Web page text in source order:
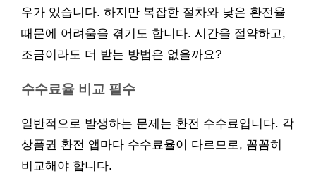
우가 있습니다. 하지만 복잡한 절차와 낮은 환전율
때문에 어려움을 겪기도 합니다. 시간을 절약하고,
조금이라도 더 받는 방법은 없을까요?
수수료율 비교 필수
일반적으로 발생하는 문제는 환전 수수료입니다. 각
상품권 환전 앱마다 수수료율이 다르므로, 꼼꼼히
비교해야 합니다.